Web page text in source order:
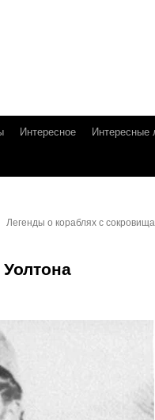
Интересное Интересные
Легенды о кораблях с